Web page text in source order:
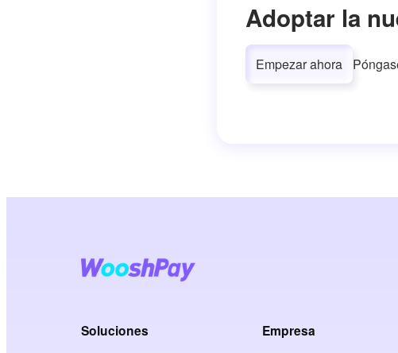
Adoptar la
Empezar ahora
Soluciones Empresa